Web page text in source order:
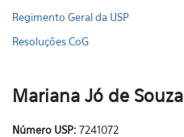
Regimento Geral da USP
Resoluções CoG
Mariana Jó de Souza
Número USP: 7241072